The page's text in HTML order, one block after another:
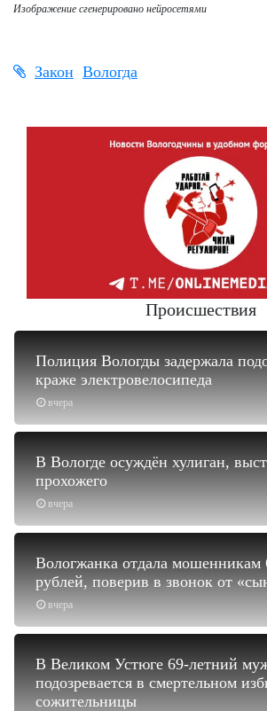
Изображение сгенерировано нейросетями
Закон Вологда
Происшествия
вчера
Полиция Вологды задержала
краже электровелосипеда
вчера
В Вологде осуждён хулиган,
прохожего
вчера
Вологжанка отдала мошенникам
рублей, поверив в звонок от
В Великом Устюге 69-летний
подозревается в смертельном
сожительницы